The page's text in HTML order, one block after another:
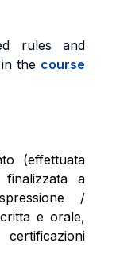
rules and
the course
(effettuata
finalizzata a
/
e orale,